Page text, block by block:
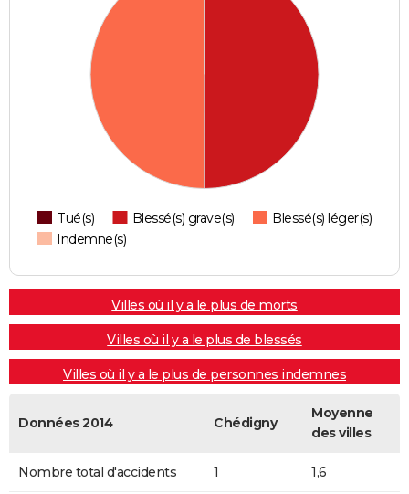
Tué(s) Blessé(s) grave(s)
Blessé(s) léger(s)
Indemne(s)
Villes où il y a le plus de morts
Villes où il y a le plus de blessés
Villes où il y a le plus de personnes indemnes
Données 2014 Chédigny
Moyenne
des villes
Nombre total d'accidents 1 1,6